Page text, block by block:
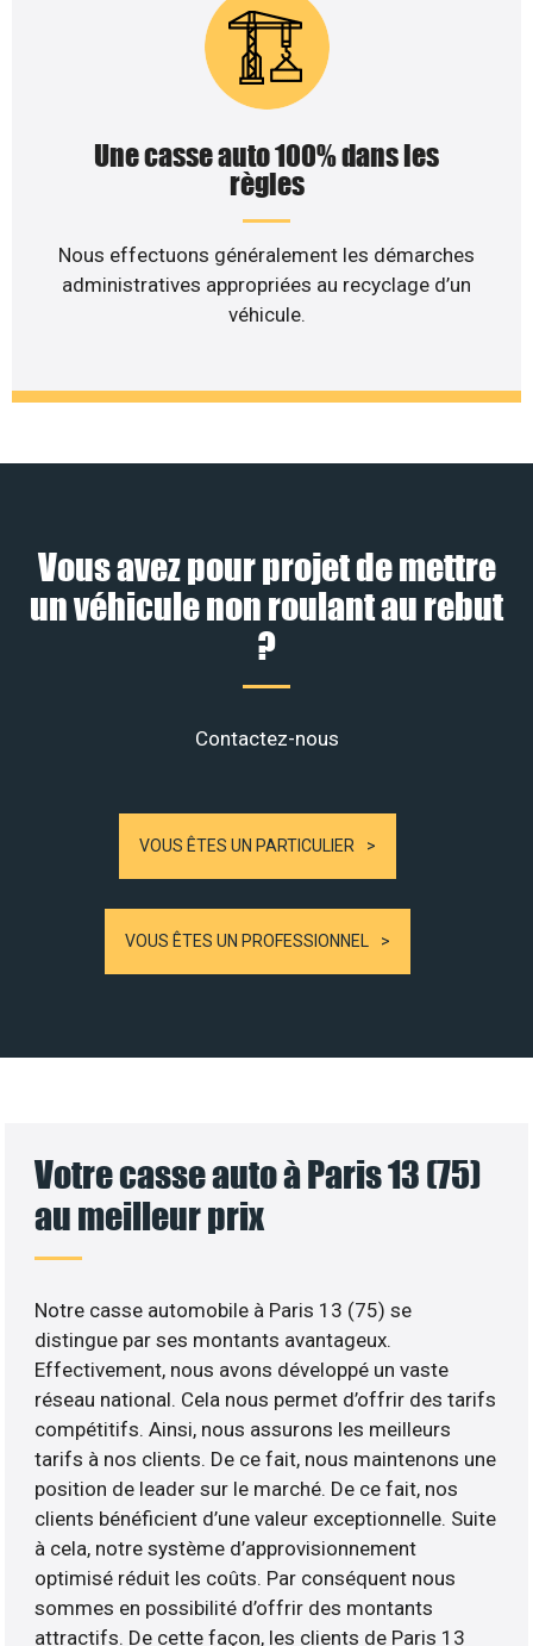
Une casse auto 100% dans les
règles
Nous effectuons généralement les démarches
administratives appropriées au recyclage d’un
véhicule.
Vous avez pour projet de mettre
un véhicule non roulant au rebut
?
Contactez-nous
VOUS ÊTES UN PARTICULIER
VOUS ÊTES UN PROFESSIONNEL
Votre casse auto à Paris 13 (75)
au meilleur prix
Notre casse automobile à Paris 13 (75) se
distingue par ses montants avantageux.
Effectivement, nous avons développé un vaste
réseau national. Cela nous permet d’offrir des tarifs
compétitifs. Ainsi, nous assurons les meilleurs
tarifs à nos clients. De ce fait, nous maintenons une
position de leader sur le marché. De ce fait, nos
clients bénéficient d’une valeur exceptionnelle. Suite
à cela, notre système d’approvisionnement
optimisé réduit les coûts. Par conséquent nous
sommes en possibilité d’offrir des montants
attractifs. De cette façon, les clients de Paris 13